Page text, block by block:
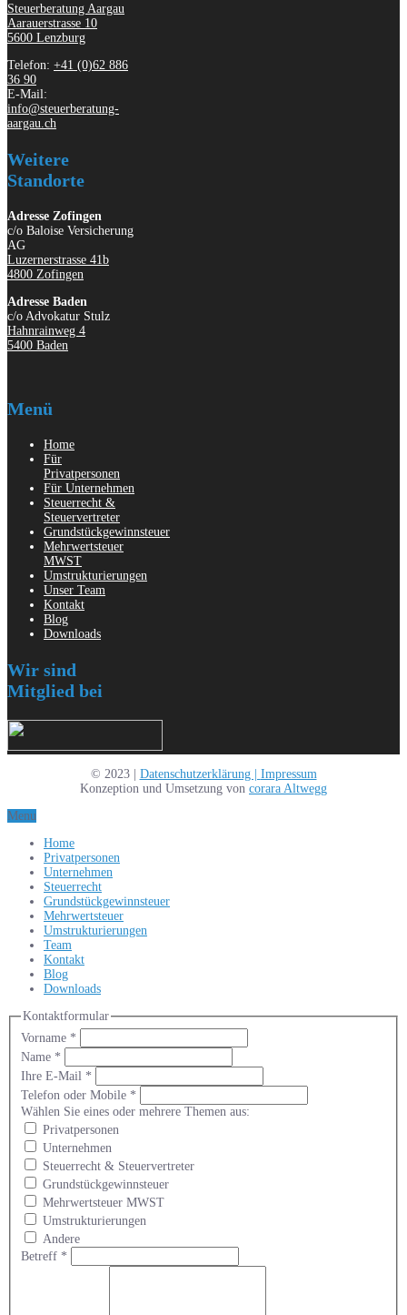
Steuerberatung Aargau
Aarauerstrasse 10
5600 Lenzburg
Telefon: +41 (0)62 886
36 90
E-Mail:
info@steuerberatung-
aargau.ch
Weitere
Standorte
Adresse Zofingen
c/o Baloise Versicherung
AG
Luzernerstrasse 41b
4800 Zofingen
Adresse Baden
c/o Advokatur Stulz
Hahnrainweg 4
5400 Baden
Menü
Home
Für
Privatpersonen
Für Unternehmen
Steuerrecht &
Steuervertreter
Grundstückgewinnsteuer
Mehrwertsteuer
MWST
Umstrukturierungen
Unser Team
Kontakt
Blog
Downloads
Wir sind
Mitglied bei
© 2023 | Datenschutzerklärung | Impressum
Konzeption und Umsetzung von corara Altwegg
Menu
Home
Privatpersonen
Unternehmen
Steuerrecht
Grundstückgewinnsteuer
Mehrwertsteuer
Umstrukturierungen
Team
Kontakt
Blog
Downloads
Kontaktformular
Vorname *
Name *
Ihre E-Mail *
Telefon oder Mobile *
Wählen Sie eines oder mehrere Themen aus:
Privatpersonen
Unternehmen
Steuerrecht & Steuervertreter
Grundstückgewinnsteuer
Mehrwertsteuer MWST
Umstrukturierungen
Andere
Betreff *